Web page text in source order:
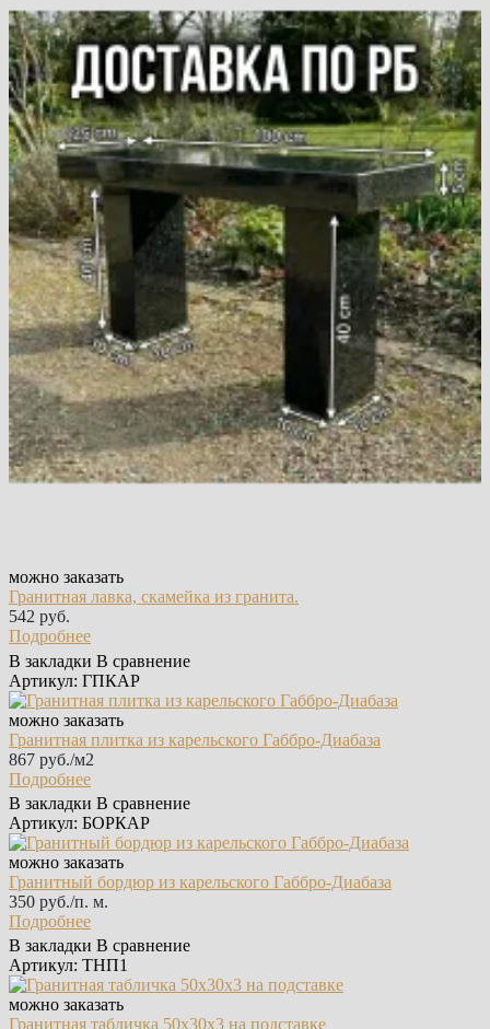
можно заказать
Гранитная лавка, скамейка из гранита.
542 руб.
Подробнее
В закладки В сравнение
Артикул: ГПКАР
можно заказать
Гранитная плитка из карельского Габбро‑Диабаза
867 руб./м2
Подробнее
В закладки В сравнение
Артикул: БОРКАР
можно заказать
Гранитный бордюр из карельского Габбро‑Диабаза
350 руб./п. м.
Подробнее
В закладки В сравнение
Артикул: ТНП1
можно заказать
Гранитная табличка 50х30х3 на подставке